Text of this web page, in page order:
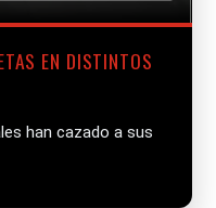
EN DISTINTOS
han cazado a sus